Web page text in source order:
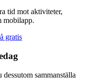
tid mot aktiviteter,
mobilapp.
gratis
sammanställa